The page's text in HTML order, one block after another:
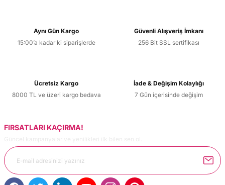
Aynı Gün Kargo
15:00’a kadar ki siparişlerde
Güvenli Alışveriş İmkanı
256 Bit SSL sertifikası
Ücretsiz Kargo
8000 TL ve üzeri kargo bedava
İade & Değişim Kolaylığı
7 Gün içerisinde değişim
FIRSATLARI KAÇIRMA!